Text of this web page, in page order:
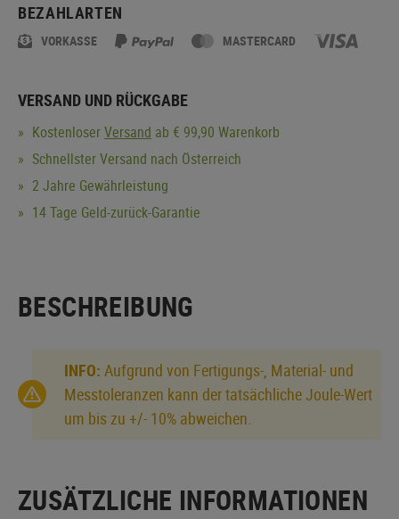
BEZAHLARTEN
VORKASSE MASTERCARD
VERSAND UND RÜCKGABE
KostenloserVersand ab € 99,90 Warenkorb
Schnellster Versand nach Österreich
2 Jahre Gewährleistung
14 Tage Geld-zurück-Garantie
BESCHREIBUNG
INFO: Aufgrund von Fertigungs-, Material- und
Messtoleranzen kann der tatsächliche Joule-Wert
um bis zu +/- 10% abweichen.
ZUSÄTZLICHE INFORMATIONEN